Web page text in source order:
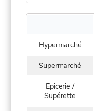
Hypermarché
Supermarché
Epicerie /
Supérette